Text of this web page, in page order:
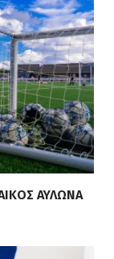
ΑΥΛΩΝΑ